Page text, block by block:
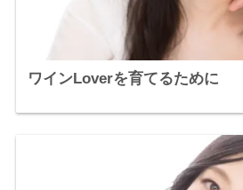
ワインLoverを育てるために